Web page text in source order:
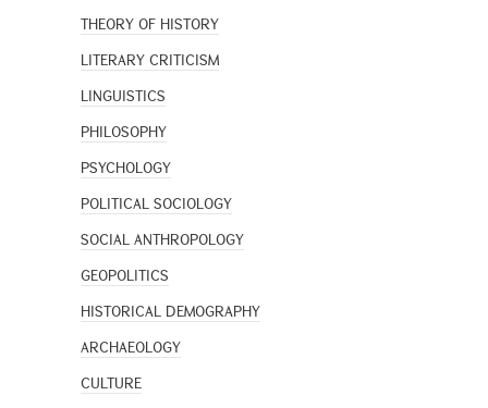
THEORY OF HISTORY
LITERARY CRITICISM
LINGUISTICS
PHILOSOPHY
PSYCHOLOGY
POLITICAL SOCIOLOGY
SOCIAL ANTHROPOLOGY
GEOPOLITICS
HISTORICAL DEMOGRAPHY
ARCHAEOLOGY
CULTURE